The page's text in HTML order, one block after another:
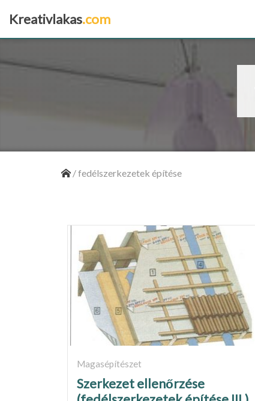
Kreativlakas.com
/fedélszerkezetek építése
Magasépítészet
Szerkezet ellenőrzése
×